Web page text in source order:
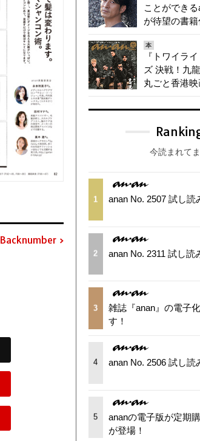
Backnumber
ことができ
が待望の書籍
本
『トワイラ
ズ 決戦！九
丸ごと香港映
今読まれて
1 anan No. 2507 試し読
2 anan No. 2311 試し読
3
雑誌『anan』の電子
す！
4 anan No. 2506 試し読
5
ananの電子版が定期
が登場！